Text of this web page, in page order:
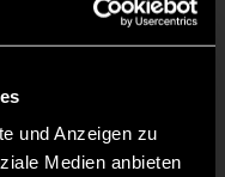
und Anzeigen zu
Medien anbieten